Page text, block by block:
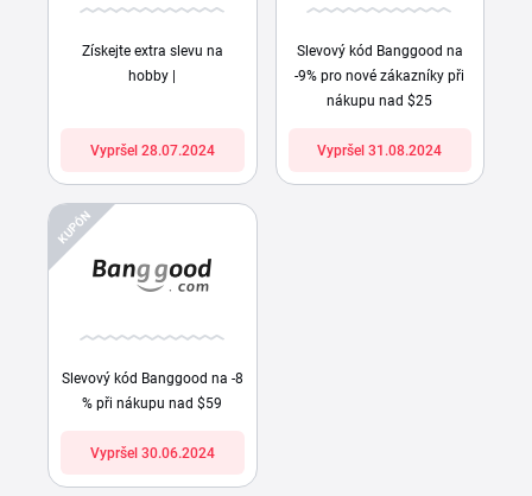
Získejte extra slevu na
hobby |
Vypršel 28.07.2024
Slevový kód Banggood na
-9% pro nové zákazníky při
nákupu nad $25
Vypršel 31.08.2024
KUPÓN
Slevový kód Banggood na -8
% při nákupu nad $59
Vypršel 30.06.2024